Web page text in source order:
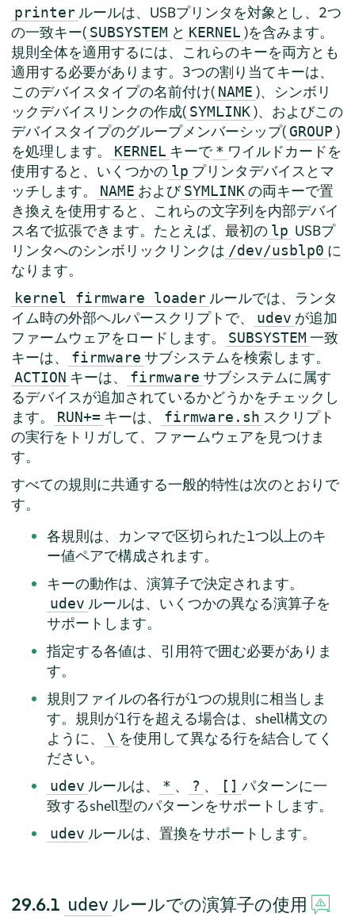
printer ルールは、USBプリンタを対象とし、2つ
の一致キー( SUBSYSTEM と KERNEL )を含みます。
規則全体を適用するには、これらのキーを両方とも
適用する必要があります。3つの割り当てキーは、
このデバイスタイプの名前付け( NAME )、シンボリ
ックデバイスリンクの作成( SYMLINK )、およびこの
デバイスタイプのグループメンバーシップ( GROUP )
を処理します。
KERNEL キーで * ワイルドカードを
使用すると、いくつかの lp プリンタデバイスとマ
ッチします。
NAME および SYMLINK の両キーで置
き換えを使用すると、これらの文字列を内部デバイ
ス名で拡張できます。たとえば、最初の lp USBプ
リンタへのシンボリックリンクは /dev/usblp0 に
なります。
kernel firmware loader ルールでは、ランタ
イム時の外部ヘルパースクリプトで、
udev が追加
ファームウェアをロードします。
SUBSYSTEM 一致
キーは、
firmware サブシステムを検索します。
ACTION キーは、 firmware サブシステムに属す
るデバイスが追加されているかどうかをチェックし
ます。
RUN+= キーは、 firmware.sh スクリプト
の実行をトリガして、ファームウェアを見つけま
す。
すべての規則に共通する一般的特性は次のとおりで
す。
各規則は、カンマで区切られた1つ以上のキ
ー値ペアで構成されます。
キーの動作は、演算子で決定されます。
udev ルールは、いくつかの異なる演算子を
サポートします。
指定する各値は、引用符で囲む必要がありま
す。
規則ファイルの各行が1つの規則に相当しま
す。規則が1行を超える場合は、shell構文の
ように、
\ を使用して異なる行を結合してく
ださい。
udev ルールは、 * 、 ? 、 [] パターンに一
致するshell型のパターンをサポートします。
udev ルールは、置換をサポートします。
29.6.1 udev ルールでの演算子の使用